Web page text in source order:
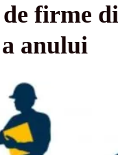
firme
anului